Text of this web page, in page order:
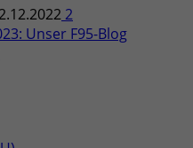
2
Unser F95-Blog